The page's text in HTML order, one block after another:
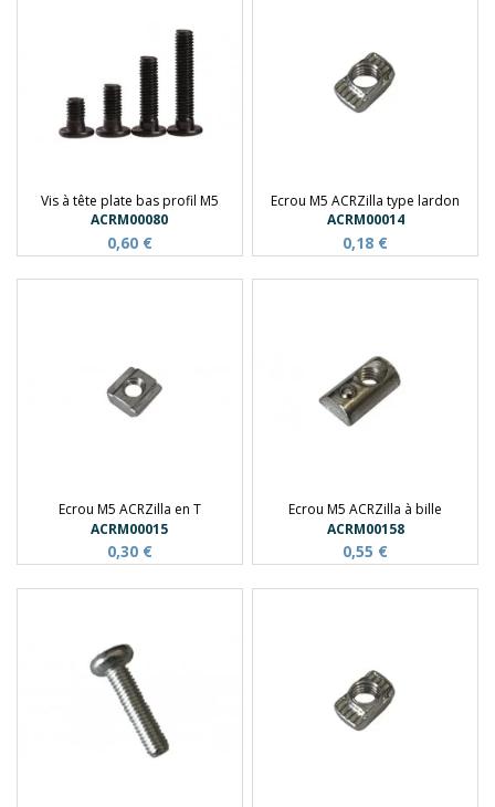
Vis à tête plate bas profil M5
ACRM00080
0,60 €
Ecrou M5 ACRZilla type lardon
ACRM00014
0,18 €
Ecrou M5 ACRZilla en T
ACRM00015
0,30 €
Ecrou M5 ACRZilla à bille
ACRM00158
0,55 €